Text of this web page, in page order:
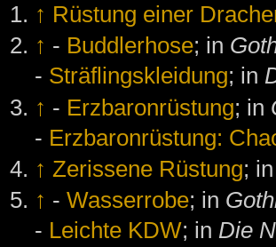
↑ Rüstung einer
↑ - Buddlerhose; in
- Sträflingskleidung; in
↑ - Erzbaronrüstung; in
- Erzbaronrüstung:
↑ Zerissene Rüstung;
↑ -Wasserrobe; in
- Leichte KDW; in Die